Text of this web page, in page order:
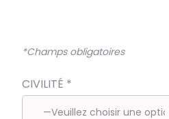
*Champs obligatoires
CIVILITÉ *